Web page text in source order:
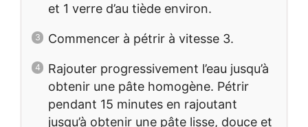
et 1 verre d’au tiède environ.
Commencer à pétrir à vitesse 3.
Rajouter progressivement l’eau jusqu’à
obtenir une pâte homogène. Pétrir
pendant 15 minutes en rajoutant
jusqu’à obtenir une pâte lisse, douce et